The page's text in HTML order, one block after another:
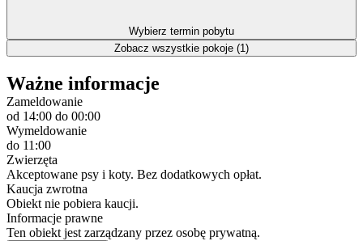
Wybierz termin pobytu
Zobacz wszystkie pokoje (1)
Ważne informacje
Zameldowanie
od 14:00 do 00:00
Wymeldowanie
do 11:00
Zwierzęta
Akceptowane psy i koty. Bez dodatkowych opłat.
Kaucja zwrotna
Obiekt nie pobiera kaucji.
Informacje prawne
Ten obiekt jest zarządzany przez osobę prywatną.